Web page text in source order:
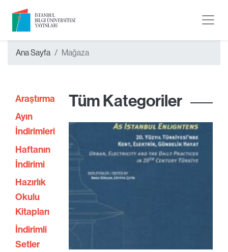
Ana Sayfa Mağaza
Araştırma
Ayın
İndirimleri
Haftanın
İndirimi
Hazırlık
Okulu
Kitapları
İndirimli
Setler
Tüm Kategoriler